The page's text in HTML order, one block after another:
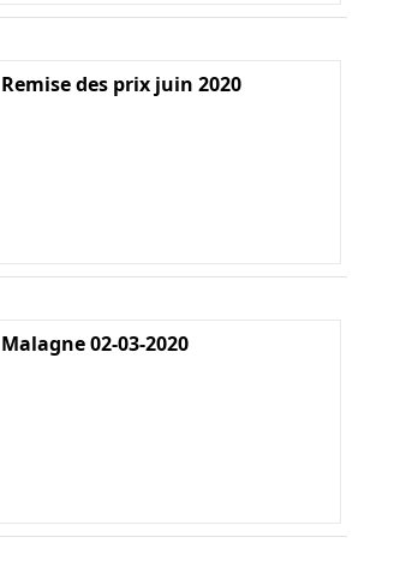
Remise des prix juin 2020
Malagne 02-03-2020